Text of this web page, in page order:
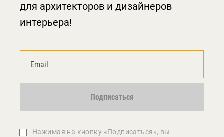
для архитекторов и дизайнеров
интерьера!
Подписаться
Нажимая на кнопку «Подписаться», вы